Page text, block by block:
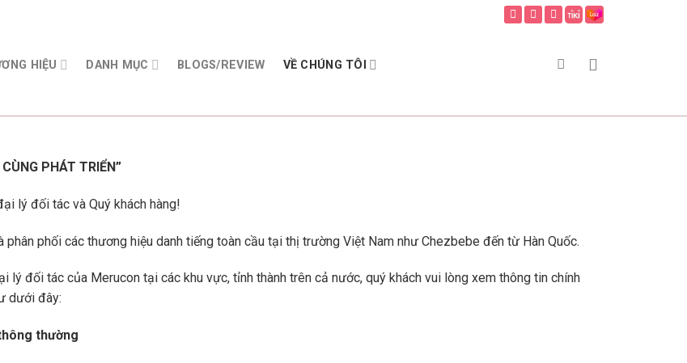
HIỆU DANH MỤC BLOGS/REVIEW VỀ CHÚNG TÔI
PHÁT TRIỂN”
lý đối tác và Quý khách hàng!
phân phối các thương hiệu danh tiếng toàn cầu tại thị trường Việt Nam như Chezbebe đến từ Hàn Quốc.
lý đối tác của Merucon tại các khu vực, tỉnh thành trên cả nước, quý khách vui lòng xem thông tin chính
dưới đây:
thường